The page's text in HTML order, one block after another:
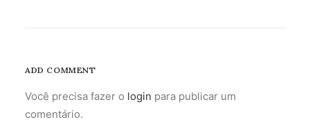
ADD COMMENT
Você precisa fazer o login para publicar um
comentário.